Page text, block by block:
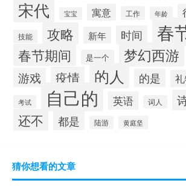
宋代 宝宝 寓意 工作 年龄
技能 攻略 新年 时间 春
春节期间 是一个 梦幻西游
游戏 疫情 的人 的是
考试 自己的 英语 词人
还不 都是 陆游 黄庭坚
猜你想看的文章